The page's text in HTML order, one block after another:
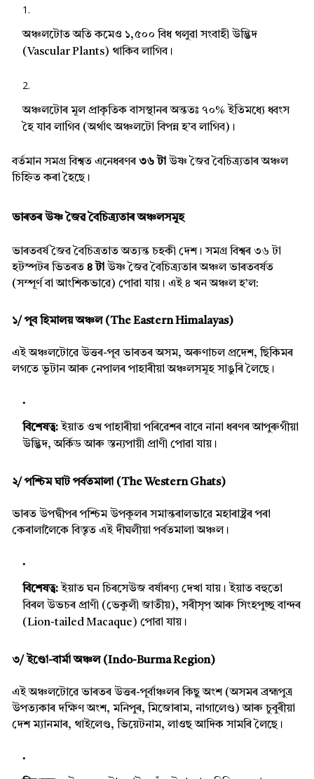
অঞ্চলটোত অতি কমেও ১,৫০০ বিধ থলুৱা সংবাহী উদ্ভিদ
(Vascular Plants) থাকিব লাগিব।
অঞ্চলটোৰ মূল প্ৰাকৃতিক বাসস্থানৰ অন্ততঃ ৭০% ইতিমধ্যে ধ্বংস
হৈ যাব লাগিব (অৰ্থাৎ অঞ্চলটো বিপন্ন হ’ব লাগিব)।
বৰ্তমান সমগ্ৰ বিশ্বত এনেধৰণৰ৩৬ টা উষ্ণ জৈৱ বৈচিত্ৰ্যতাৰ অঞ্চল
চিহ্নিত কৰা হৈছে।
ভাৰতৰ উষ্ণ জৈৱ বৈচিত্ৰ্যতাৰ অঞ্চলসমূহ
ভাৰতবৰ্ষ জৈৱ বৈচিত্ৰতাত অত্যন্ত চহকী দেশ। সমগ্ৰ বিশ্বৰ ৩৬ টা
হটস্পটৰ ভিতৰত ৪ টা উষ্ণ জৈৱ বৈচিত্ৰ্যতাৰ অঞ্চল ভাৰতবৰ্ষত
(সম্পূৰ্ণ বা আংশিকভাৱে) পোৱা যায়। এই ৪ খন অঞ্চল হ’ল:
১/ পূব হিমালয় অঞ্চল (The Eastern Himalayas)
এই অঞ্চলটোৱে উত্তৰ-পূব ভাৰতৰ অসম, অৰুণাচল প্ৰদেশ, ছিকিমৰ
লগতে ভূটান আৰু নেপালৰ পাহাৰীয়া অঞ্চলসমূহ সাঙুৰি লৈছে।
বিশেষত্ব: ইয়াত ওখ পাহাৰীয়া পৰিৱেশৰ বাবে নানা ধৰণৰ আপুৰুগীয়া
উদ্ভিদ, অৰ্কিড আৰু স্তন্যপায়ী প্ৰাণী পোৱা যায়।
২/ পশ্চিম ঘাট পৰ্বতমালা (The Western Ghats)
ভাৰত উপদ্বীপৰ পশ্চিম উপকূলৰ সমান্তৰালভাৱে মহাৰাষ্ট্ৰৰ পৰা
কেৰালালৈকে বিস্তৃত এই দীঘলীয়া পৰ্বতমালা অঞ্চল।
বিশেষত্ব: ইয়াত ঘন চিৰসেউজ বৰ্ষাৰণ্য দেখা যায়। ইয়াত বহুতো
বিৰল উভচৰ প্ৰাণী (ভেকুলী জাতীয়), সৰীসৃপ আৰু সিংহপুচ্ছ বান্দৰ
(Lion-tailed Macaque) পোৱা যায়।
৩/ ইণ্ডো-বাৰ্মা অঞ্চল (Indo-Burma Region)
এই অঞ্চলটোৱে ভাৰতৰ উত্তৰ-পূৰ্বাঞ্চলৰ কিছু অংশ (অসমৰ ব্ৰহ্মপুত্ৰ
উপত্যকাৰ দক্ষিণ অংশ, মনিপুৰ, মিজোৰাম, নাগালেণ্ড) আৰু চুবুৰীয়া
দেশ ম্যানমাৰ, থাইলেণ্ড, ভিয়েটনাম, লাওছ আদিক সামৰি লৈছে।